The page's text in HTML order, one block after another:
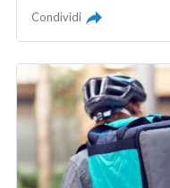
Condividi